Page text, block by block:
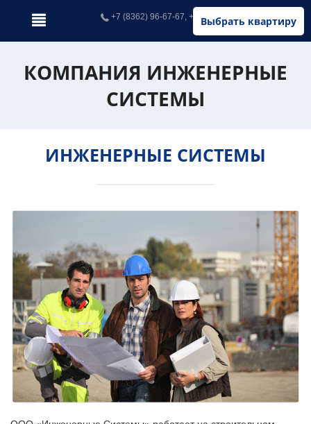
Выбрать квартиру
+7 (8362) 96-67-67, +7 (902) 326-67-67
КОМПАНИЯ ИНЖЕНЕРНЫЕ
СИСТЕМЫ
ИНЖЕНЕРНЫЕ СИСТЕМЫ